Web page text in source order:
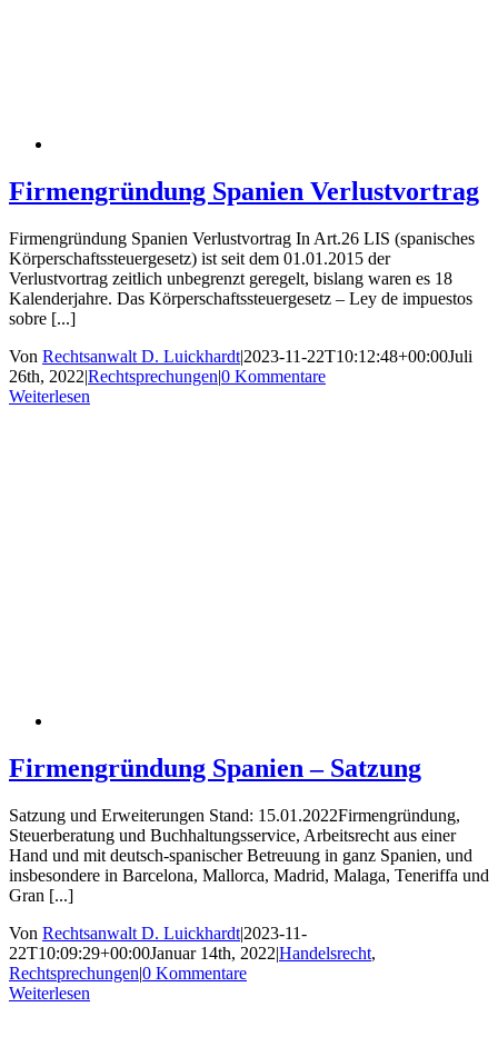
Firmengründung Spanien Verlustvortrag
Firmengründung Spanien Verlustvortrag In Art.26 LIS (spanisches
Körperschaftssteuergesetz) ist seit dem 01.01.2015 der
Verlustvortrag zeitlich unbegrenzt geregelt, bislang waren es 18
Kalenderjahre. Das Körperschaftssteuergesetz – Ley de impuestos
sobre [...]
Von Rechtsanwalt D. Luickhardt|2023-11-22T10:12:48+00:00Juli
26th, 2022|Rechtsprechungen|0 Kommentare
Weiterlesen
Firmengründung Spanien – Satzung
Satzung und Erweiterungen Stand: 15.01.2022Firmengründung,
Steuerberatung und Buchhaltungsservice, Arbeitsrecht aus einer
Hand und mit deutsch-spanischer Betreuung in ganz Spanien, und
insbesondere in Barcelona, Mallorca, Madrid, Malaga, Teneriffa und
Gran [...]
Von Rechtsanwalt D. Luickhardt|2023-11-
22T10:09:29+00:00Januar 14th, 2022|Handelsrecht,
Rechtsprechungen|0 Kommentare
Weiterlesen